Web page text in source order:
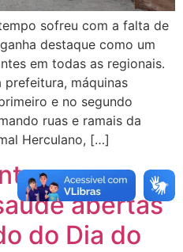
sofreu com a falta de
destaque como um
em todas as regionais.
máquinas
e no segundo
ruas e ramais da
Herculano, […]
abertas
do Dia do